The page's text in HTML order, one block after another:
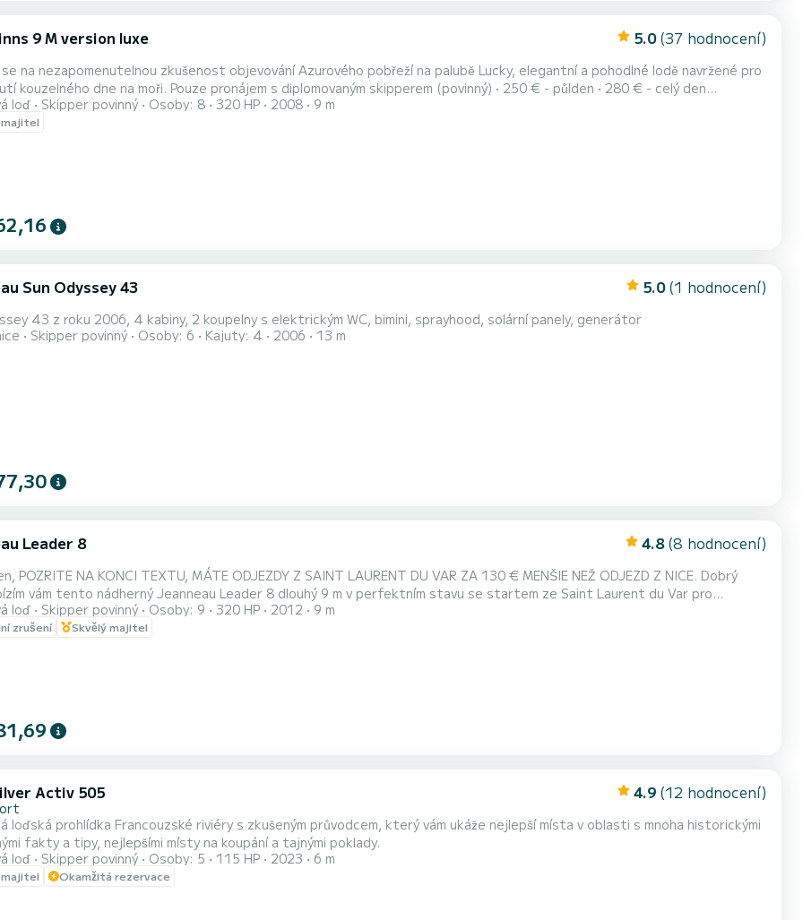
9 M version luxe 5.0 (37 hodnocení)
na nezapomenutelnou zkušenost objevování Azurového pobřeží na palubě Lucky, elegantní a pohodlné lodě navržené pro
Pouze pronájem s diplomovaným skipperem (povinný) • 250 € - půlden • 280 € - celý den
po Azurovém pobřeží Nejkrásnější místa regionu Vydejte se objevovat nevynechatelné místa Riviéry: • Zátoky
• Lérinské ostrovy • Muzeum podmořské Cannes • Bývalá věznice Muže s železnou maskou • Ostrov Saint-Honorat (mnichů...
loď Skipper povinný Osoby: 8 320 HP 2008 9 m
Sun Odyssey 43 5.0 (1 hodnocení)
43 z roku 2006, 4 kabiny, 2 koupelny s elektrickým WC, bimini, sprayhood, solární panely, generátor
Skipper povinný Osoby: 6 Kajuty: 4 2006 13 m
Leader 8 4.8 (8 hodnocení)
POZRITE NA KONCI TEXTU, MÁTE ODJEZDY Z SAINT LAURENT DU VAR ZA 130 € MENŠIE NEŽ ODJEZD Z NICE. Dobrý
vám tento nádherný Jeanneau Leader 8 dlouhý 9 m v perfektním stavu se startem ze Saint Laurent du Var pro
8 osob. • Pro pronájem Bude vám nabídnut skipper, váš vášnivý průvodce po moři, který dobře zná pobřežní oblast a bude
během dne. Upozorníme vás, že musíte na začátku dne v hotovosti zaplatit příplatek za skippera ve výši 280 € (pokud
loď Skipper povinný Osoby: 9 320 HP 2012 9 m
zrušení Skvělý majitel
Activ 505 4.9 (12 hodnocení)
loďská prohlídka Francouzské riviéry s zkušeným průvodcem, který vám ukáže nejlepší místa v oblasti s mnoha historickými
fakty a tipy, nejlepšími místy na koupání a tajnými poklady.
loď
Skipper povinný Osoby: 5 115 HP 2023 6 m
Okamžitá rezervace